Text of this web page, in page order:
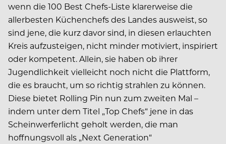
wenn die 100 Best Chefs-Liste klarerweise die
allerbesten Küchenchefs des Landes ausweist, so
sind jene, die kurz davor sind, in diesen erlauchten
Kreis aufzusteigen, nicht minder motiviert, inspiriert
oder kompetent. Allein, sie haben ob ihrer
Jugendlichkeit vielleicht noch nicht die Plattform,
die es braucht, um so richtig strahlen zu können.
Diese bietet Rolling Pin nun zum zweiten Mal –
indem unter dem Titel „Top Chefs“ jene in das
Scheinwerferlicht geholt werden, die man
hoffnungsvoll als „Next Generation“ ­